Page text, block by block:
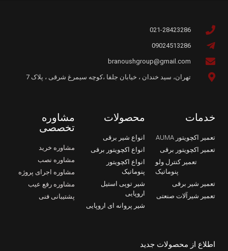
021-28423286
09024513286
branoushgroup@gmail.com
تهران، سید خندان ، خیابان جلفا ،کوچه سیمرغ شرقی ، پلاک 7
خدمات
تعمیر اکچویتور AUMA
تعمیر اکچویتور برقی
تعمیر کنترل ولو
پنوماتیک
تعمیر شیر برقی
تعمیر شیرآلات صنعتی
محصولات
انواع شیر برقی
انواع اکچویتور برقی
انواع اکچویتور
پنوماتیک
شیر توپی استیل
اروپایی
شیر پروانه ای اروپایی
مشاوره
تخصصی
مشاوره خرید
مشاوره نصب
مشاوره اجرای پروژه
مشاوره رفع عیب
پشتیبانی فنی
اطلاع از محصولات جدید